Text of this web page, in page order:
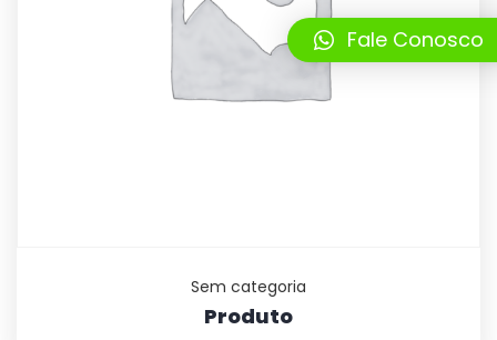
Sem categoria
Produto
Fale Conosco